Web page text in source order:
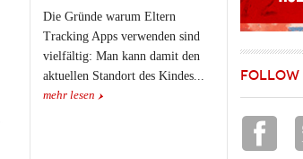
Die Gründe warum Eltern
Tracking Apps verwenden sind
vielfältig: Man kann damit den
aktuellen Standort des Kindes...
mehr lesen
FOLLOW